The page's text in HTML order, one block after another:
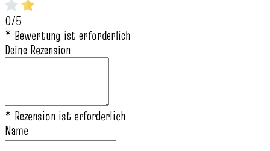
0/5
* Bewertung ist erforderlich
Deine Rezension
* Rezension ist erforderlich
Name